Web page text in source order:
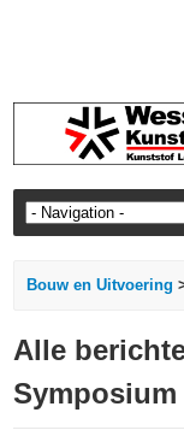
Bouw en Uitvoering
Alle
Symposium